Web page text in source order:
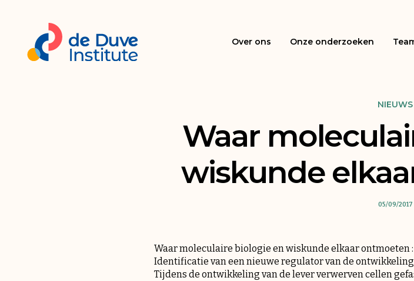
Over ons Onze onderzoeken
NIEUWS
Waar
wiskunde
05/09/2017
Waar moleculaire biologie en wiskunde elkaar ontmoeten :
Identificatie van een nieuwe regulator van de
Tijdens de ontwikkeling van de lever verwerven cellen